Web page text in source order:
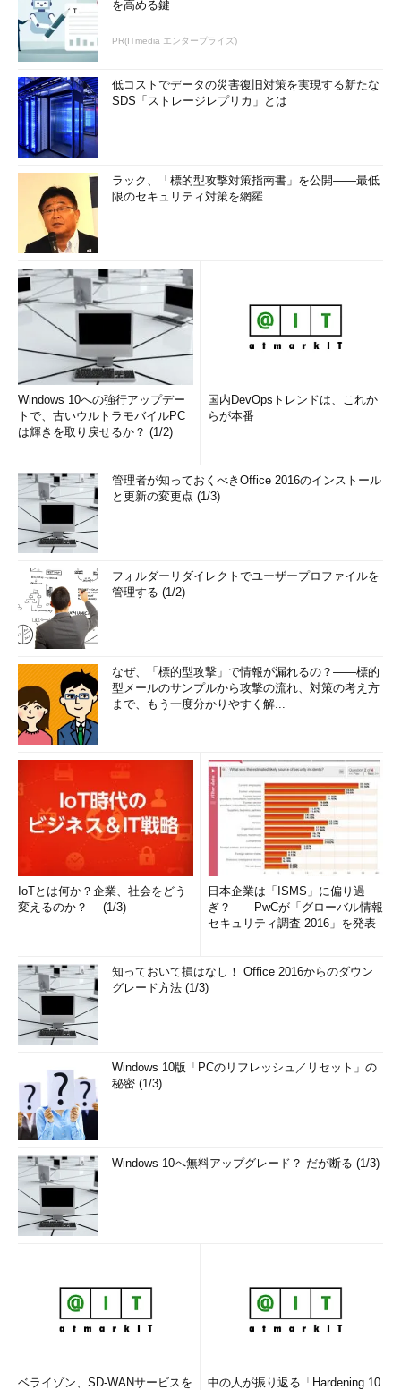
を高める鍵
PR(ITmedia エンタープライズ)
低コストでデータの災害復旧対策を実現する新たな
SDS「ストレージレプリカ」とは
ラック、「標的型攻撃対策指南書」を公開――最低
限のセキュリティ対策を網羅
Windows 10への強行アップデー
トで、古いウルトラモバイルPC
は輝きを取り戻せるか？ (1/2)
国内DevOpsトレンドは、これか
らが本番
管理者が知っておくべきOffice 2016のインストール
と更新の変更点 (1/3)
フォルダーリダイレクトでユーザープロファイルを
管理する (1/2)
なぜ、「標的型攻撃」で情報が漏れるの？――標的
型メールのサンプルから攻撃の流れ、対策の考え方
まで、もう一度分かりやすく解...
IoTとは何か？企業、社会をどう
変えるのか？ (1/3)
日本企業は「ISMS」に偏り過
ぎ？――PwCが「グローバル情報
セキュリティ調査 2016」を発表
知っておいて損はなし！ Office 2016からのダウン
グレード方法 (1/3)
Windows 10版「PCのリフレッシュ／リセット」の
秘密 (1/3)
Windows 10へ無料アップグレード？ だが断る (1/3)
ベライゾン、SD-WANサービスを
中の人が振り返る「Hardening 10